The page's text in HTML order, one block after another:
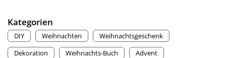
Kategorien
DIY Weihnachten
Weihnachtsgeschenk
Dekoration
Weihnachts-Buch
Advent